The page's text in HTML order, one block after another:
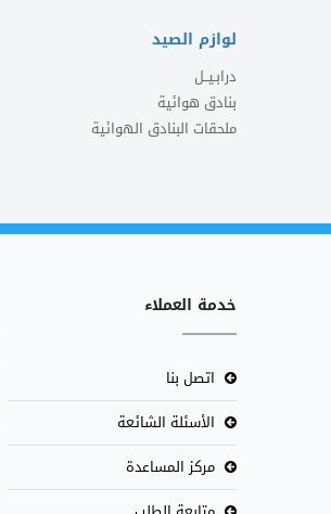
لوازم الصيد
درابـيــل
بنادق هوائية
ملحقات البنادق الهوائية
خدمة العملاء
اتصل بنا
الأسئلة الشائعة
مركز المساعدة